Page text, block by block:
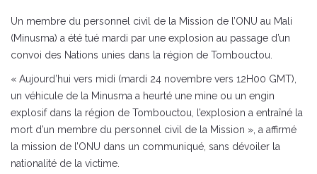
Un membre du personnel civil de la Mission de l’ONU au Mali
(Minusma) a été tué mardi par une explosion au passage d’un
convoi des Nations unies dans la région de Tombouctou.
« Aujourd’hui vers midi (mardi 24 novembre vers 12H00 GMT),
un véhicule de la Minusma a heurté une mine ou un engin
explosif dans la région de Tombouctou, l’explosion a entraîné la
mort d’un membre du personnel civil de la Mission », a affirmé
la mission de l’ONU dans un communiqué, sans dévoiler la
nationalité de la victime.